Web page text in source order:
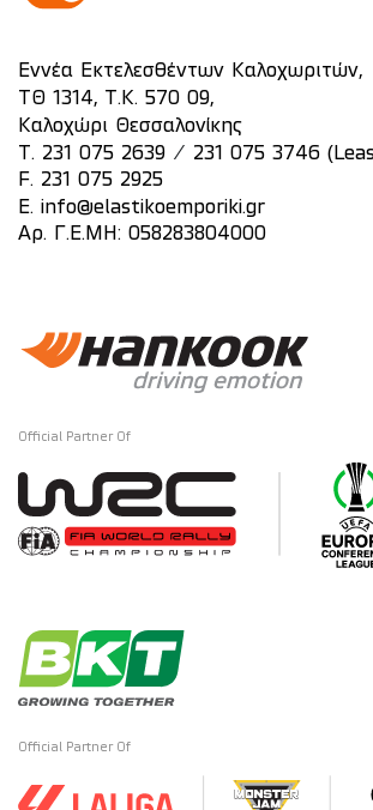
Εννέα Εκτελεσθέντων Καλοχωριτών,
ΤΘ 1314, Τ.Κ. 570 09,
Καλοχώρι Θεσσαλονίκης
T. 231 075 2639 /
231 075 3746
F. 231 075 2925
E.
info@elastikoemporiki.gr
Αρ. Γ.Ε.ΜΗ: 058283804000
Official Partner Of
Official Partner Of